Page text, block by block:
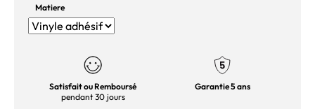
Matiere
Satisfait ou Remboursé
pendant 30 jours
Garantie 5 ans